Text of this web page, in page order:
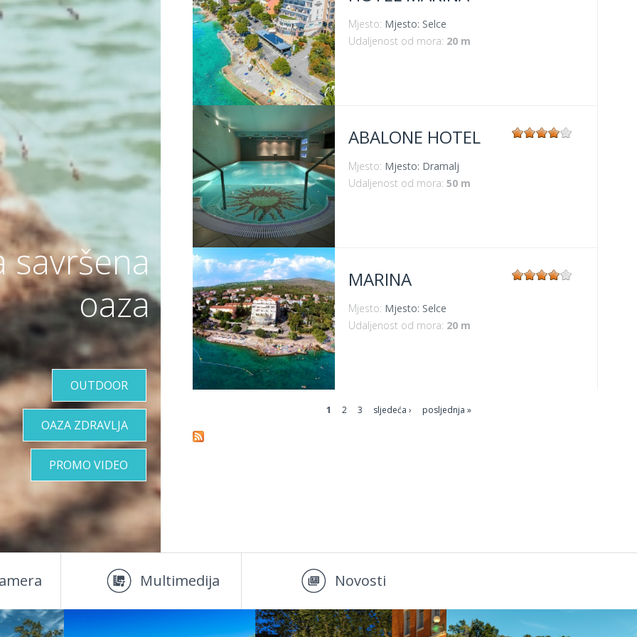
VIŠE INFORMACIJA
Mjesto: Mjesto: Selce
Udaljenost od mora: 20 m
VIŠE INFORMACIJA
ABALONE HOTEL
Mjesto: Mjesto: Dramalj
Udaljenost od mora: 50 m
VIŠE INFORMACIJA
MARINA
Mjesto: Mjesto: Selce
Udaljenost od mora: 20 m
1 2 3 sljedeća › posljednja »
savršena
oaza
OUTDOOR
OAZA ZDRAVLJA
PROMO VIDEO
Multimedija Novosti